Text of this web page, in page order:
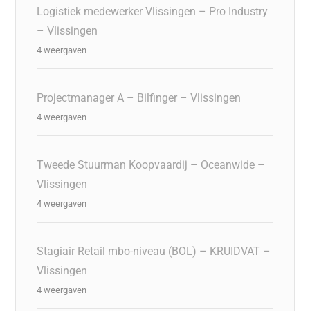
Logistiek medewerker Vlissingen – Pro Industry
– Vlissingen
4 weergaven
Projectmanager A – Bilfinger – Vlissingen
4 weergaven
Tweede Stuurman Koopvaardij – Oceanwide –
Vlissingen
4 weergaven
Stagiair Retail mbo-niveau (BOL) – KRUIDVAT –
Vlissingen
4 weergaven